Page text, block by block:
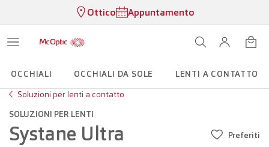
Ottico Appuntamento
OCCHIALI OCCHIALI DA SOLE
LENTI A CONTATTO
Soluzioni per lenti a contatto
SOLUZIONI PER LENTI
Systane Ultra Preferiti